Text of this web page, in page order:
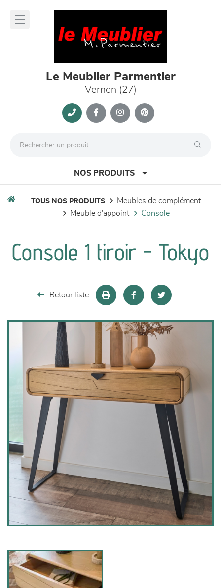
Le Meublier Parmentier
Vernon (27)
NOS PRODUITS
séjours
chambres et dressing
décoration
TOUS NOS PRODUITS
meubles de complément
meuble d'appoint
console
Console 1 tiroir - Tokyo
Retour liste